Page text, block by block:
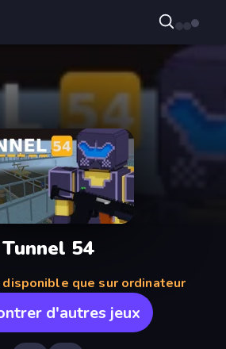
Tunnel 54
disponible que sur ordinateur
d'autres jeux